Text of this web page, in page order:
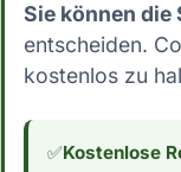
Du
Zucker
und
Sie können die
entscheiden.
kostenlos zu
✅Kostenlose